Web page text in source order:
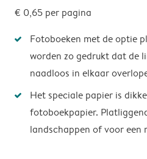
€ 0,65 per pagina
Fotoboeken met de optie
worden zo gedrukt dat de
naadloos in elkaar
Het speciale papier is
fotoboekpapier.
landschappen of voor een